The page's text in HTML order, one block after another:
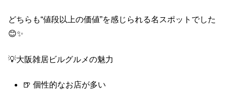
どちらも“値段以上の価値”を感じられる名スポットでした
😊✨
💡大阪雑居ビルグルメの魅力
🍺 個性的なお店が多い